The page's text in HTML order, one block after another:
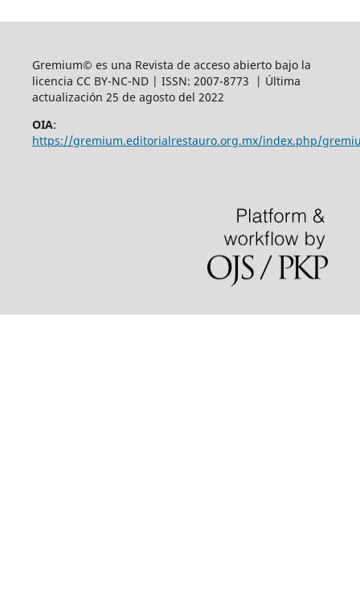
Gremium© es una Revista de acceso abierto bajo la
licencia CC BY-NC-ND | ISSN: 2007-8773 | Última
actualización 25 de agosto del 2022
OIA:
https://gremium.editorialrestauro.org.mx/index.php/